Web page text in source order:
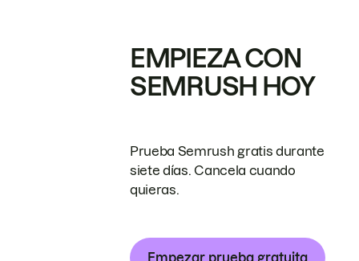
EMPIEZA CON
SEMRUSH HOY
Prueba Semrush gratis durante
siete días. Cancela cuando
quieras.
Empezar prueba gratuita